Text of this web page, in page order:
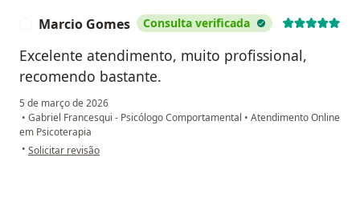
Marcio Gomes Consulta verificada
Excelente atendimento, muito profissional,
recomendo bastante.
5 de março de 2026
• Gabriel Francesqui - Psicólogo Comportamental • Atendimento Online
em Psicoterapia
• na opinião do utilizador Marcio Gomes
Solicitar revisão